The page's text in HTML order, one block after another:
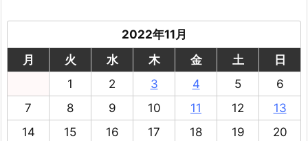
2022年11月
月
火 水 木 金 土
日
1
2 3 4 5
6
7
8 9 10 11 12
13
14
15 16 17 18 19
20